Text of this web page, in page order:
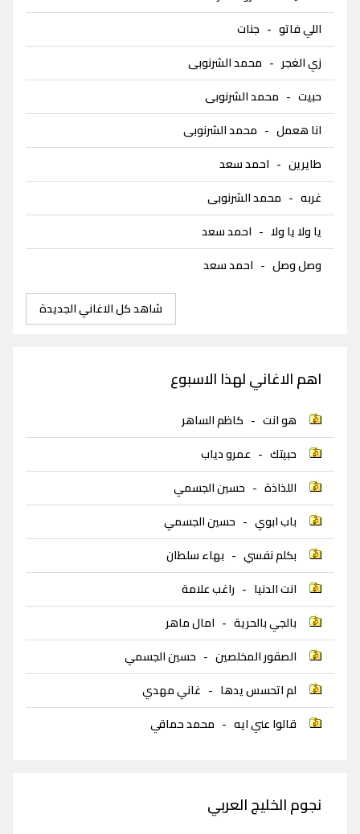
اللي فاتو - جنات
زي الغجر - محمد الشرنوبى
حبيت - محمد الشرنوبى
انا هعمل - محمد الشرنوبى
طايرين - احمد سعد
غربه - محمد الشرنوبى
يا ولا يا ولا - احمد سعد
وصل وصل - احمد سعد
شاهد كل الاغاني الجديدة
اهم الاغاني لهذا الاسبوع
هو انت - كاظم الساهر
حبيتك - عمرو دياب
اللذاذة - حسين الجسمي
باب ابوي - حسين الجسمي
بكلم نفسي - بهاء سلطان
انت الدنيا - راغب علامة
بالجي بالحرية - امال ماهر
الصقور المخلصين - حسين الجسمي
لم اتحسس يدها - غاني مهدي
قالوا عني ايه - محمد حماقي
نجوم الخليج العربي